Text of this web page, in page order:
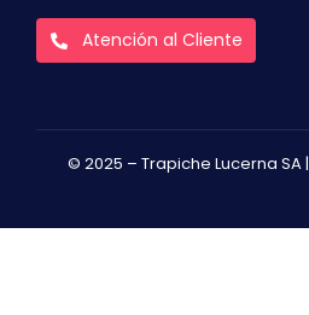
Atención al Cliente
© 2025 – Trapiche Lucerna SA |